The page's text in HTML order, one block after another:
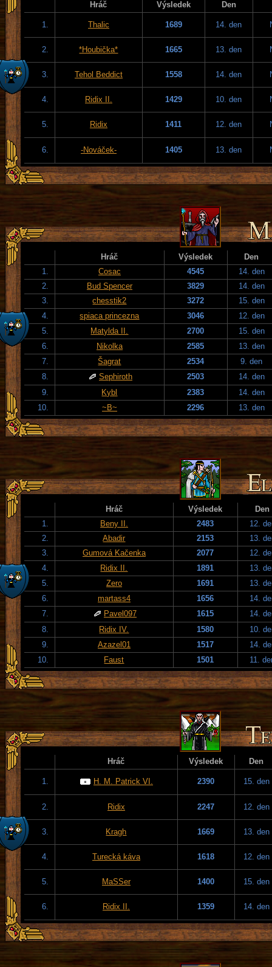
Hráč Výsledek Den
1. Thalic 1689 14. den
2. *Houbička* 1665 13. den
3. Tehol Beddict 1558 14. den
4. Ridix II. 1429 10. den
5. Ridix 1411 12. den
6. -Nováček- 1405 13. den
Hráč Výsledek
Den
1.
Cosac 4545
14. den
2.
Bud Spencer 3829
14. den
3.
chesstik2 3272
15. den
4.
spiaca princezna 3046
12. den
5.
Matylda II. 2700
15. den
6.
Nikolka 2585
13. den
7.
Šagrat 2534
9. den
8.
Sephiroth 2503
14. den
9.
Kybl 2383
14. den
10.
~B~ 2296 13. den
Hráč Výsledek
Den
1.
Beny II. 2483
12.
2.
Abadir 2153
13.
3.
Gumová Kačenka 2077
12.
4.
Ridix II. 1891
13.
5.
Zero 1691
13.
6.
martass4 1656
14.
7.
Pavel097 1615
14.
8.
Ridix IV. 1580
10.
9.
Azazel01 1517
14.
10.
Faust 1501 11.
Hráč Výsledek Den
1. H. M. Patrick VI. 2390 15. den
2. Ridix 2247 12. den
3. Kragh 1669 13. den
4. Turecká káva 1618 12. den
5. MaSSer 1400 15. den
6. Ridix II. 1359 14. den